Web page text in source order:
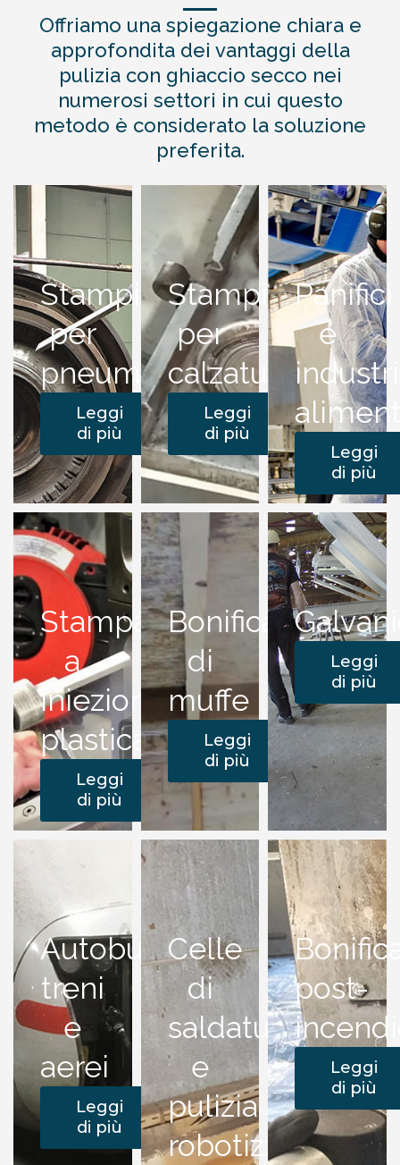
Offriamo una spiegazione chiara e
approfondita dei vantaggi della
pulizia con ghiaccio secco nei
numerosi settori in cui questo
metodo è considerato la soluzione
preferita.
Stampi
per
pneumatici
Leggi
di più
Stampi
per
calzature
Leggi
di più
Panifici
e
Leggi
di più
Stampaggio
a
iniezione
plastica
Leggi
di più
Bonifica
di
muffe
Leggi
di più
Leggi
di più
Autobus,
treni
e
aerei
Leggi
di più
Celle
di
saldatura
e
pulizia
robotizzata
post-
Leggi
di più